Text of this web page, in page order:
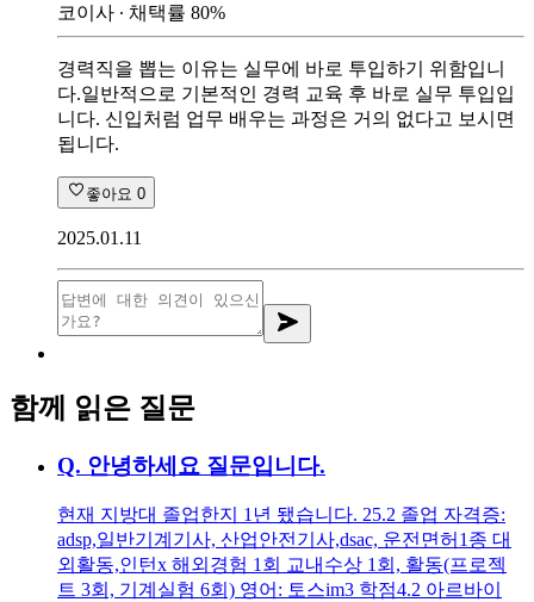
코이사 ∙ 채택률 80%
경력직을 뽑는 이유는 실무에 바로 투입하기 위함입니
다.일반적으로 기본적인 경력 교육 후 바로 실무 투입입
니다. 신입처럼 업무 배우는 과정은 거의 없다고 보시면
됩니다.
좋아요 0
2025.01.11
함께 읽은 질문
Q. 안녕하세요 질문입니다.
현재 지방대 졸업한지 1년 됐습니다. 25.2 졸업 자격증:
adsp,일반기계기사, 산업안전기사,dsac, 운전면허1종 대
외활동,인턴x 해외경험 1회 교내수상 1회, 활동(프로젝
트 3회, 기계실험 6회) 영어: 토스im3 학점4.2 아르바이